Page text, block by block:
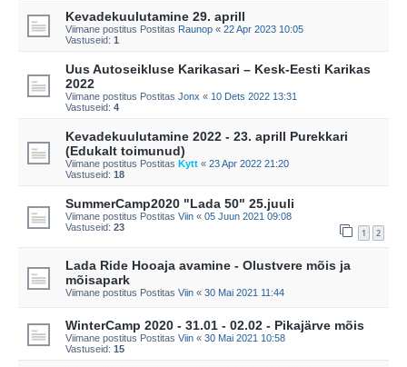
Kevadekuulutamine 29. aprill
Viimane postitus Postitas Raunop « 22 Apr 2023 10:05
Vastuseid: 1
Uus Autoseikluse Karikasari – Kesk-Eesti Karikas
2022
Viimane postitus Postitas Jonx « 10 Dets 2022 13:31
Vastuseid: 4
Kevadekuulutamine 2022 - 23. aprill Purekkari
(Edukalt toimunud)
Viimane postitus Postitas Kytt « 23 Apr 2022 21:20
Vastuseid: 18
SummerCamp2020 "Lada 50" 25.juuli
Viimane postitus Postitas Viin « 05 Juun 2021 09:08
Vastuseid: 23 1 2
Lada Ride Hooaja avamine - Olustvere mõis ja
mõisapark
Viimane postitus Postitas Viin « 30 Mai 2021 11:44
WinterCamp 2020 - 31.01 - 02.02 - Pikajärve mõis
Viimane postitus Postitas Viin « 30 Mai 2021 10:58
Vastuseid: 15